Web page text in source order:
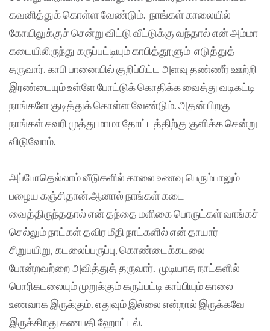
கவனித்துக் கொள்ள வேண்டும். நாங்கள் காலையில்
கோயிலுக்குச் சென்று விட்டு வீட்டுக்கு வந்தால் என் அம்மா
கடையிலிருந்து கருப்பட்டியும் காபித்தூளும் எடுத்துத்
தருவார். காபி பானையில் குறிப்பிட்ட அளவு தண்ணீர் ஊற்றி
இரண்டையும் உள்ளே போட்டுக் கொதிக்க வைத்து வடிகட்டி
நாங்களே குடித்துக் கொள்ள வேண்டும். அதன் பிறகு
நாங்கள் சவரி முத்து மாமா தோட்டத்திற்கு குளிக்க சென்று
விடுவோம்.
அப்போதெல்லாம் வீடுகளில் காலை உணவு பெரும்பாலும்
பழைய கஞ்சிதான்.ஆனால் நாங்கள் கடை
வைத்திருந்ததால் என் தந்தை மளிகை பொருட்கள் வாங்கச்
செல்லும் நாட்கள் தவிர மீதி நாட்களில் என் தாயார்
சிறுபயிறு, கடலைப்பருப்பு, கொண்டைக்கடலை
போன்றவற்றை அவித்துத் தருவார். முடியாத நாட்களில்
பொரிகடலையும் முறுக்கும் கருப்பட்டி காப்பியும் காலை
உணவாக இருக்கும். எதுவும் இல்லை என்றால் இருக்கவே
இருக்கிறது கணபதி ஹோட்டல்.